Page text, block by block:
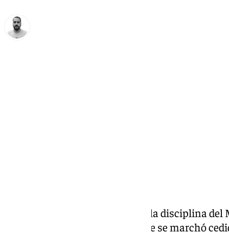
El único jugador que abandonó la disciplina del
invierno además de Moussa, que se marchó